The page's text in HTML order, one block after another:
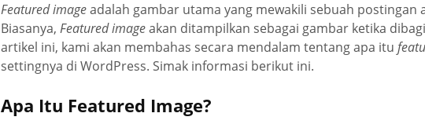
Featured imageadalah gambar utama yang mewakili sebuah postingan
Biasanya, Featured imageakan ditampilkan sebagai gambar ketika
artikel ini, kami akan membahas secara mendalam tentang apa itu
settingnya di WordPress. Simak informasi berikut ini.
Apa Itu Featured Image?